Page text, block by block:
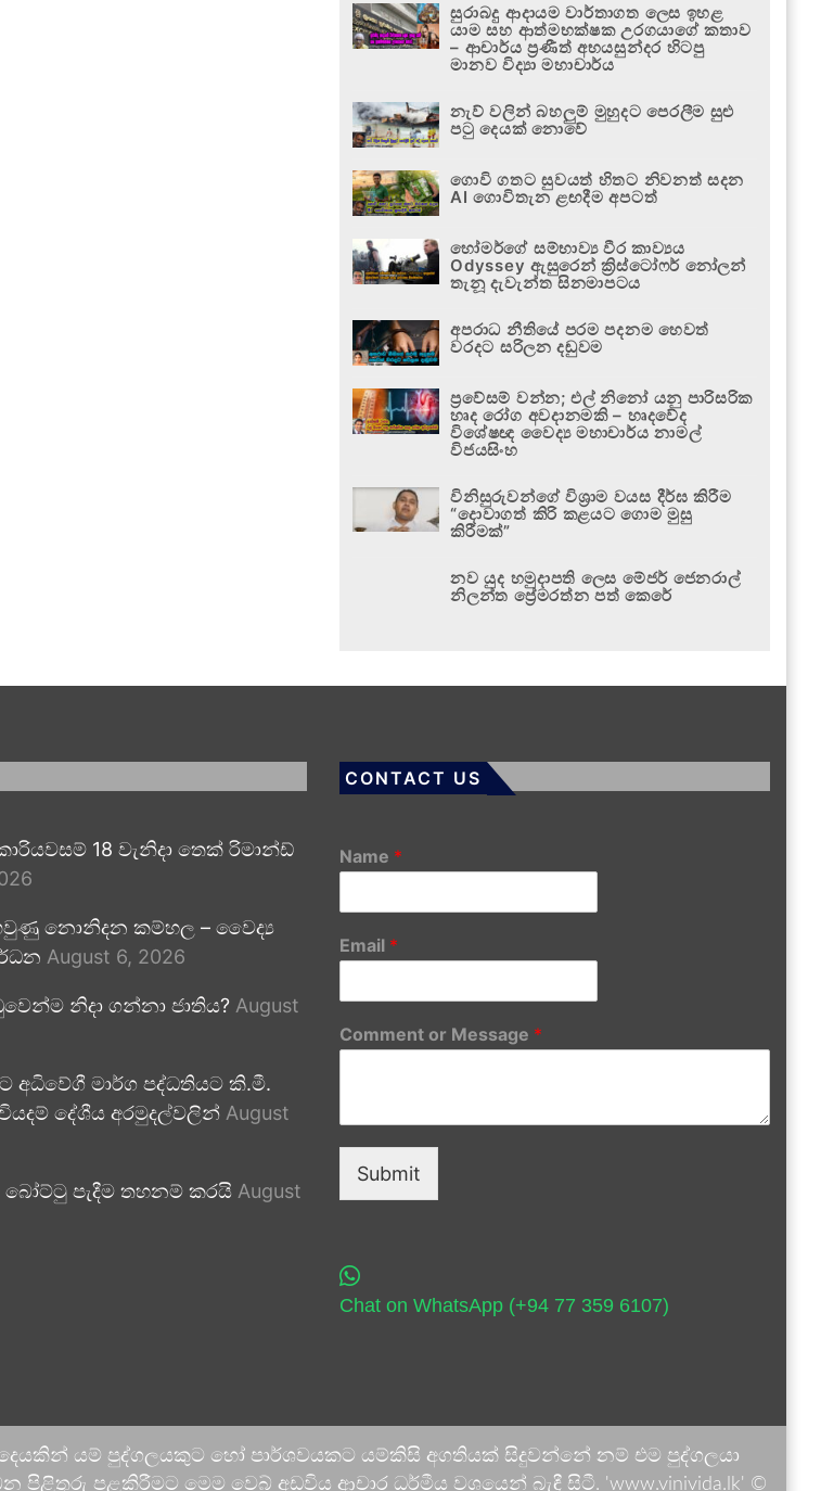
සුරාබදු ආදායම වාර්තාගත ලෙස ඉහළ
යාම සහ ආත්මභක්ෂක උරගයාගේ කතාව
– ආචාර්ය ප්‍රණීත් අභයසුන්දර හිටපු
මානව විද්‍යා මහාචාර්ය
නැව් වලින් බහලුම් මුහුදට පෙරලීම සුළු
පටු දෙයක් නොවේ
ගොවි ගතට සුවයත් හිතට නිවනත් සදන
AI ගොවිතැන ළඟදීම අපටත්
හෝමර්ගේ සම්භාව්‍ය වීර කාව්‍යය
Odyssey ඇසුරෙන් ක්‍රිස්ටෝෆර් නෝලන්
තැනූ දැවැන්ත සිනමාපටය
අපරාධ නීතියේ පරම පදනම හෙවත්
වරදට සරිලන දඬුවම
ප්‍රවේසම් වන්න; එල් නිනෝ යනු පාරිසරික
හෘද රෝග අවදානමකි – හෘදවේද
විශේෂඥ වෛද්‍ය මහාචාර්ය නාමල්
විජයසිංහ
විනිසුරුවන්ගේ විශ්‍රාම වයස දීර්ඝ කිරීම
“දොවාගත් කිරි කළයට ගොම මුසු
කිරීමක්”
නව යුද හමුදාපති ලෙස මේජර් ජෙනරාල්
නිලන්ත ප්‍රේමරත්න පත් කෙරේ
18 වැනිදා තෙක් රිමාන්ඩ්
නොනිදන කම්හල – වෛද්‍ය
August 6, 2026
නිදා ගන්නා ජාතිය? August
අධිවේගී මාර්ග පද්ධතියට කි.මී.
දේශීය අරමුදල්වලින් August
බෝට්ටු පැදීම තහනම් කරයි August
CONTACT US
Name *
Email *
Comment or Message *
Submit
Chat on WhatsApp (+94 77 359 6107)
යම් පුද්ගලයකුට හෝ පාර්ශවයකට යම්කිසි අගතියක් සිදුවන්නේ නම් එම පුද්ගලයා
පළකිරීමට මෙම වෙබ් අඩවිය ආචාර ධර්මීය වශයෙන් බැඳී සිටී. 'www.vinivida.lk' ©